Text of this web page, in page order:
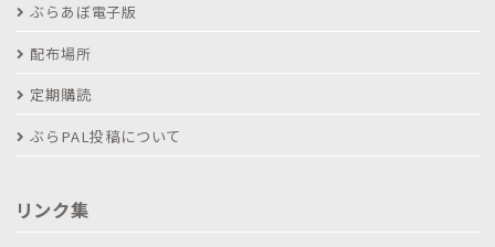
ぶらあぼ電子版
配布場所
定期購読
ぶらPAL投稿について
リンク集